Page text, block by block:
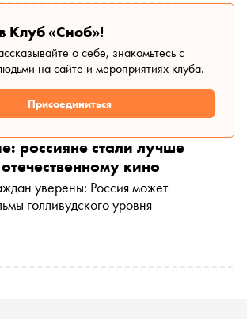
Леваном Горозией (L’one) и
Котовой и Еленой Николаевой
жили дети в конце 90-х, и разбирается,
Клуб «Сноб»!
о себе, знакомьтесь с
на сайте и мероприятиях клуба.
Присоединиться
россияне стали лучше
кино
уверены: Россия может
голливудского уровня